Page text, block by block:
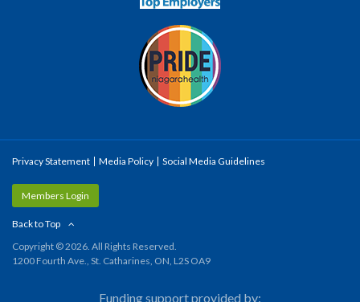
Privacy Statement Media Policy Social Media Guidelines
Members Login
Back to Top
Copyright © 2026. All Rights Reserved.
1200 Fourth Ave., St. Catharines, ON, L2S OA9
Funding support provided by: